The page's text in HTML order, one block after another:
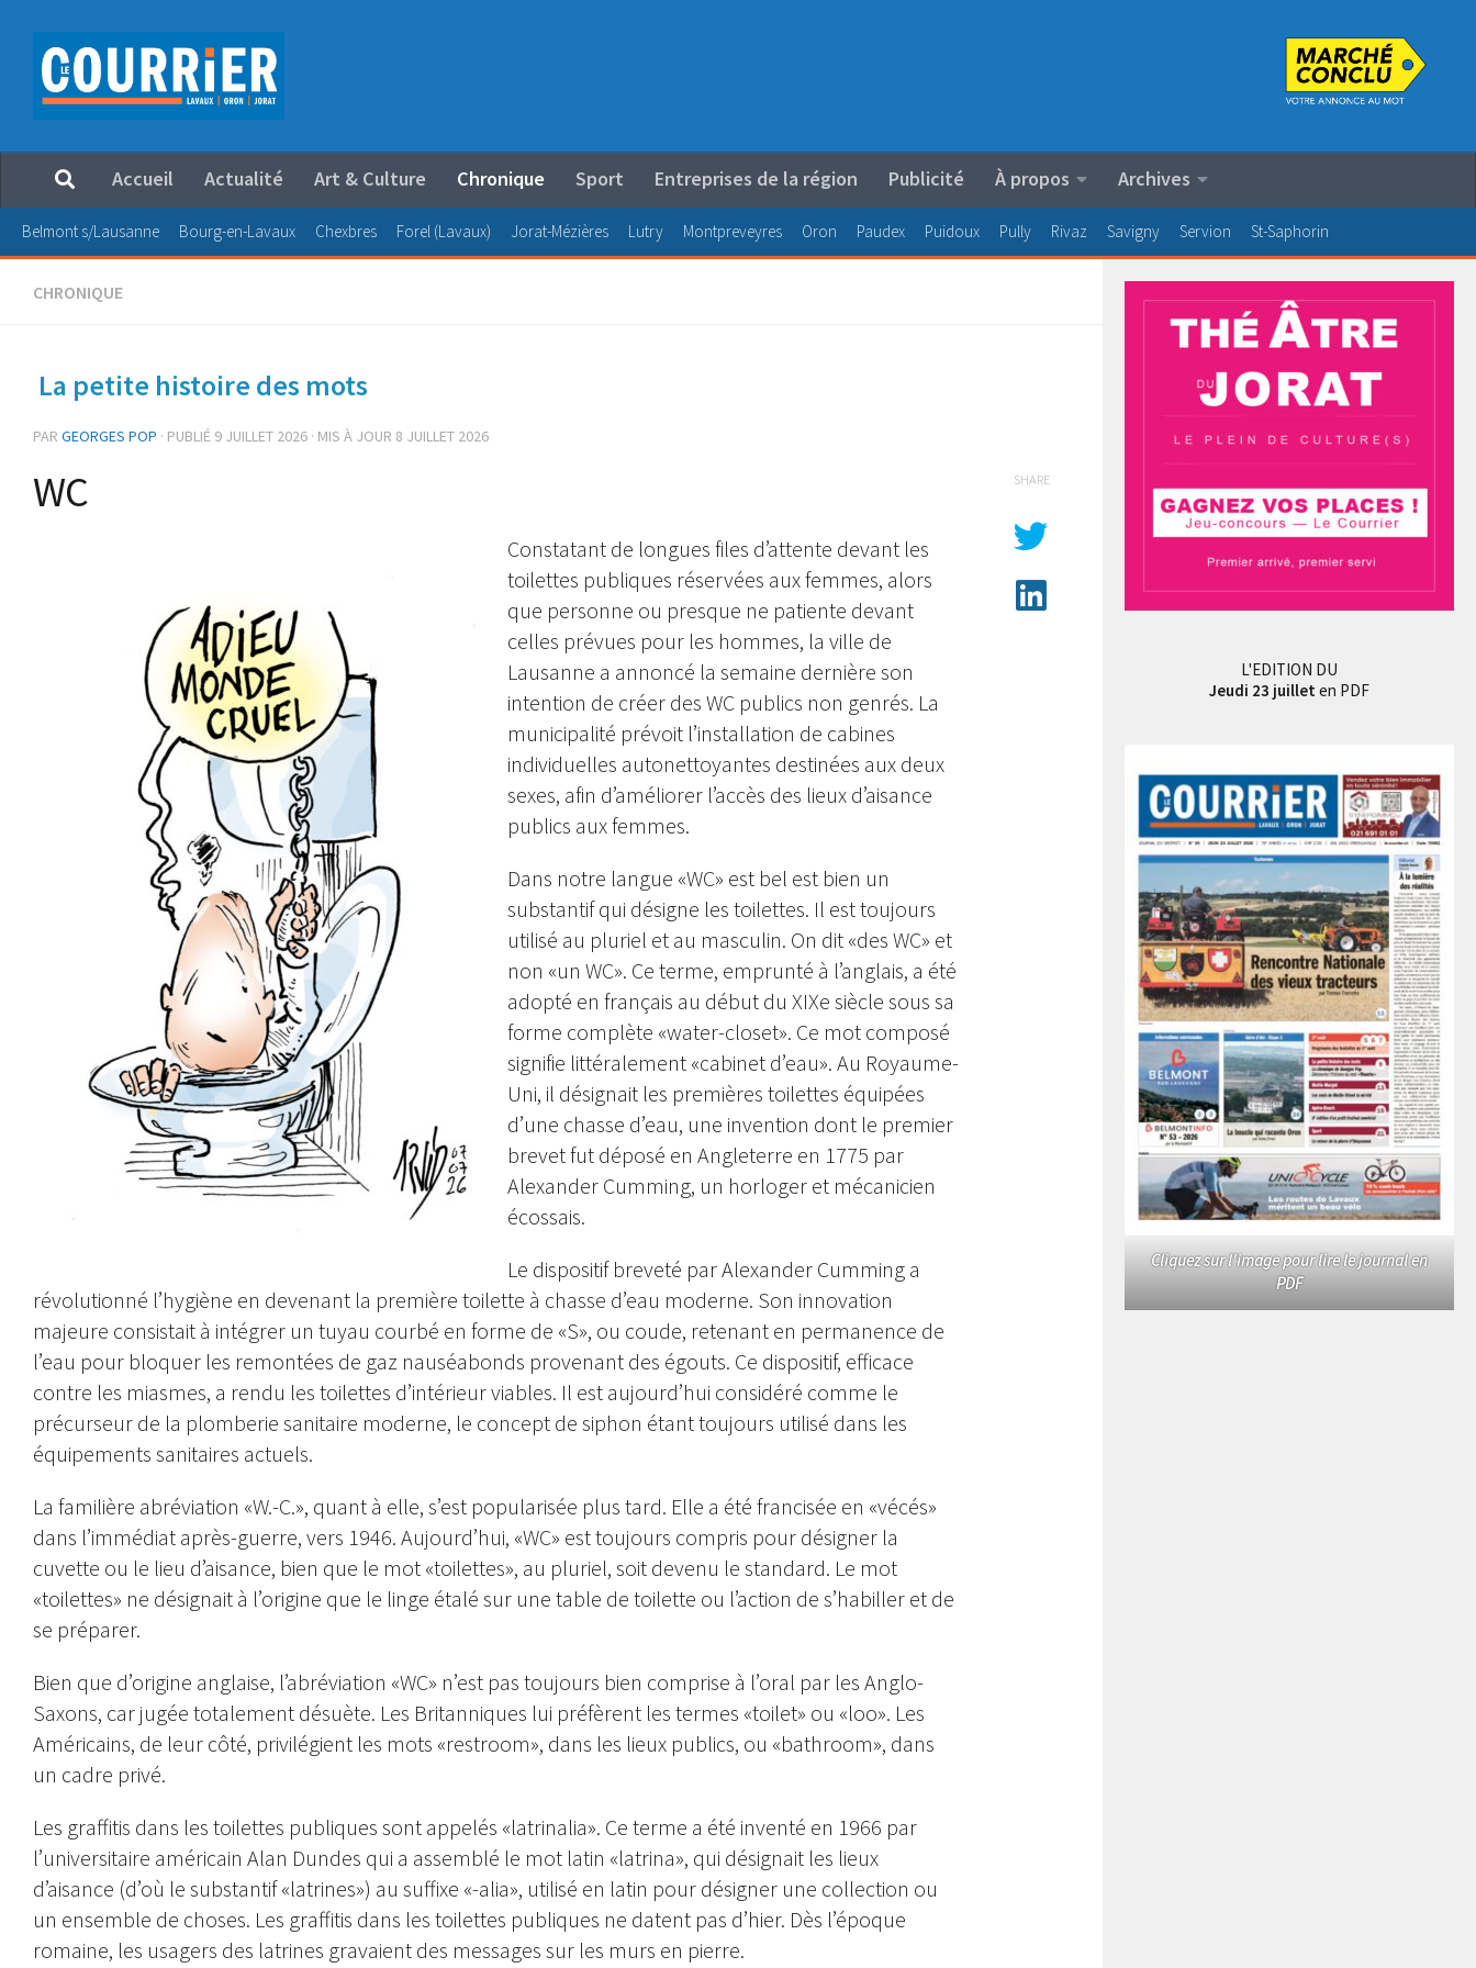
Au dessous du contenu
Accueil Actualité Art & Culture Chronique Sport Entreprises de la région Publicité À propos Archives
Belmont s/Lausanne Bourg-en-Lavaux Chexbres Forel (Lavaux) Jorat-Mézières Lutry Montpreveyres Oron Paudex Puidoux Pully Rivaz Savigny Servion St-Saphorin
CHRONIQUE
La petite histoire des mots
PAR GEORGES POP · PUBLIÉ 9 JUILLET 2026 · MIS À JOUR 8 JUILLET 2026
WC
Constatant de longues files d’attente devant les
toilettes publiques réservées aux femmes, alors
que personne ou presque ne patiente devant
celles prévues pour les hommes, la ville de
Lausanne a annoncé la semaine dernière son
intention de créer des WC publics non genrés. La
municipalité prévoit l’installation de cabines
individuelles autonettoyantes destinées aux deux
sexes, afin d’améliorer l’accès des lieux d’aisance
publics aux femmes.
Dans notre langue «WC» est bel est bien un
substantif qui désigne les toilettes. Il est toujours
utilisé au pluriel et au masculin. On dit «des WC» et
non «un WC». Ce terme, emprunté à l’anglais, a été
adopté en français au début du XIXe siècle sous sa
forme complète «water-closet». Ce mot composé
signifie littéralement «cabinet d’eau». Au Royaume-
Uni, il désignait les premières toilettes équipées
d’une chasse d’eau, une invention dont le premier
brevet fut déposé en Angleterre en 1775 par
Alexander Cumming, un horloger et mécanicien
écossais.
Le dispositif breveté par Alexander Cumming a
révolutionné l’hygiène en devenant la première toilette à chasse d’eau moderne. Son innovation
majeure consistait à intégrer un tuyau courbé en forme de «S», ou coude, retenant en permanence de
l’eau pour bloquer les remontées de gaz nauséabonds provenant des égouts. Ce dispositif, efficace
contre les miasmes, a rendu les toilettes d’intérieur viables. Il est aujourd’hui considéré comme le
précurseur de la plomberie sanitaire moderne, le concept de siphon étant toujours utilisé dans les
équipements sanitaires actuels.
La familière abréviation «W.-C.», quant à elle, s’est popularisée plus tard. Elle a été francisée en «vécés»
dans l’immédiat après-guerre, vers 1946. Aujourd’hui, «WC» est toujours compris pour désigner la
cuvette ou le lieu d’aisance, bien que le mot «toilettes», au pluriel, soit devenu le standard. Le mot
«toilettes» ne désignait à l’origine que le linge étalé sur une table de toilette ou l’action de s’habiller et de
se préparer.
Bien que d’origine anglaise, l’abréviation «WC» n’est pas toujours bien comprise à l’oral par les Anglo-
Saxons, car jugée totalement désuète. Les Britanniques lui préfèrent les termes «toilet» ou «loo». Les
Américains, de leur côté, privilégient les mots «restroom», dans les lieux publics, ou «bathroom», dans
un cadre privé.
Les graffitis dans les toilettes publiques sont appelés «latrinalia». Ce terme a été inventé en 1966 par
l’universitaire américain Alan Dundes qui a assemblé le mot latin «latrina», qui désignait les lieux
d’aisance (d’où le substantif «latrines») au suffixe «-alia», utilisé en latin pour désigner une collection ou
un ensemble de choses. Les graffitis dans les toilettes publiques ne datent pas d’hier. Dès l’époque
romaine, les usagers des latrines gravaient des messages sur les murs en pierre.
SHARE
L'EDITION DU
Jeudi 23 juillet en PDF
Cliquez sur l'image pour lire le journal en
PDF